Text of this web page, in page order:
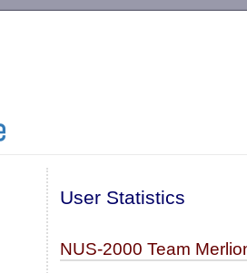
User Statistics
NUS-2000 Team